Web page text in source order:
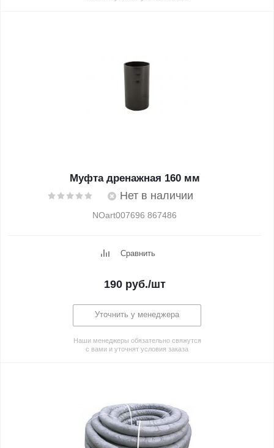
Муфта дренажная 160 мм
Нет в наличии
NOart007696 867486
Сравнить
190 руб./шт
Уточнить у менеджера
Наши менеджеры обязательно свяжутся
с вами и уточнят условия заказа